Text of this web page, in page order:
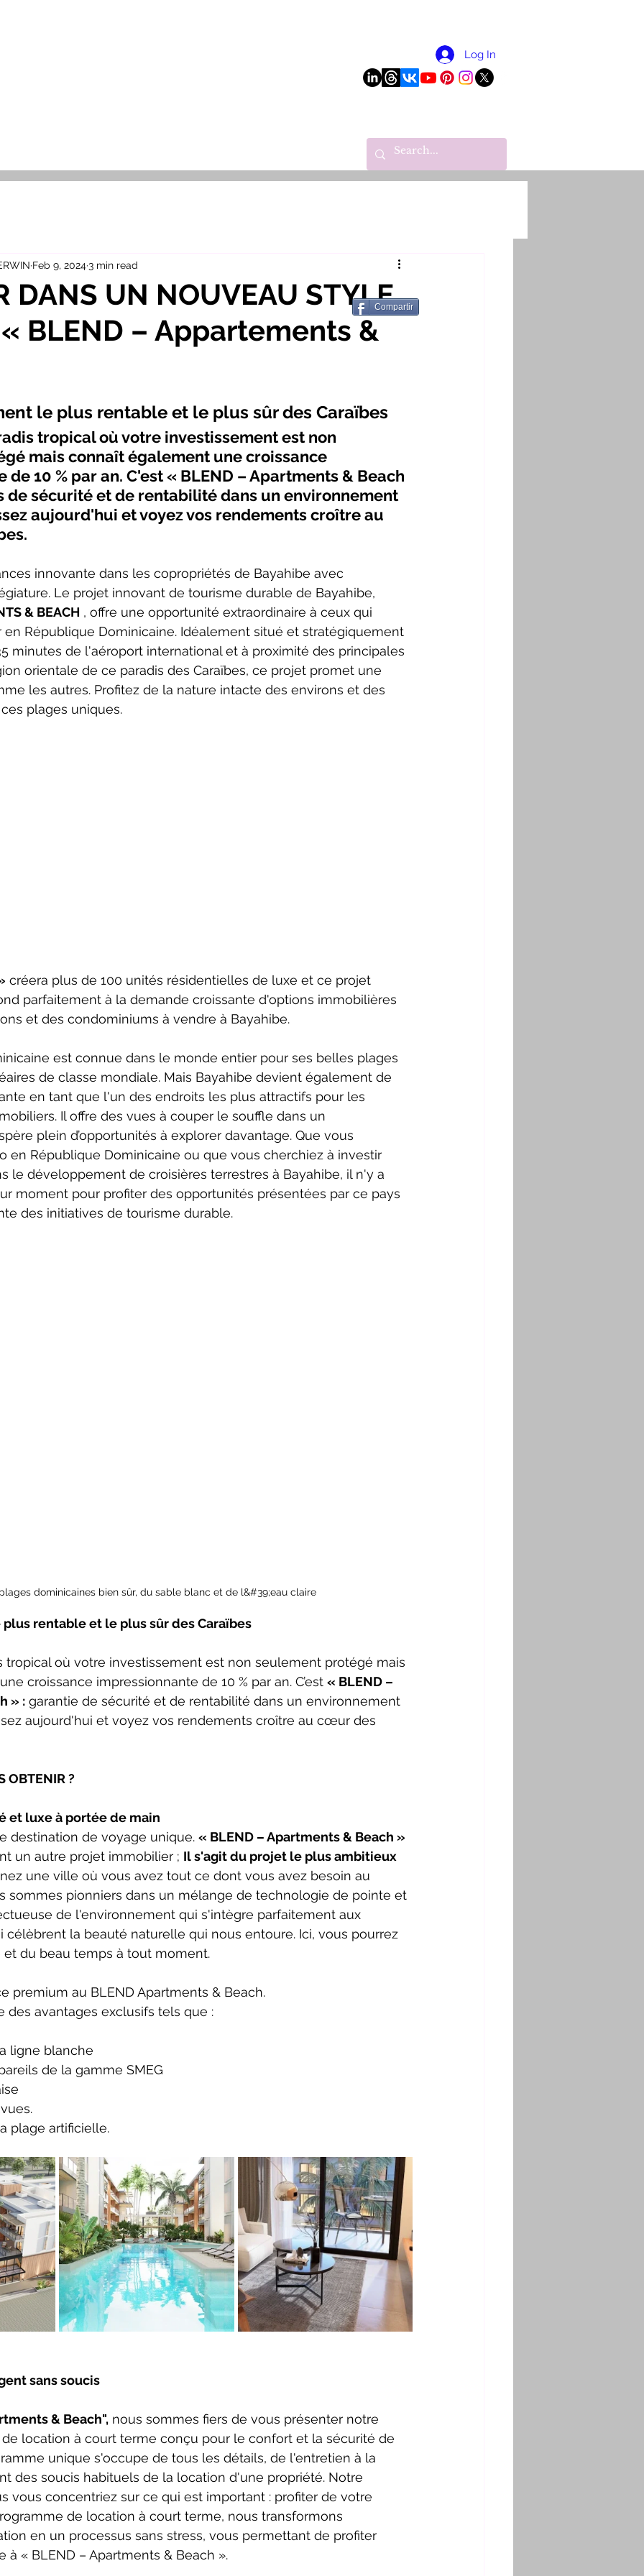
Log In
DANS UN NOUVEAU STYLE
« BLEND – Appartements &
Feb 9, 20243 min read
le plus rentable et le plus sûr des Caraïbes
tropical où votre investissement est non
mais connaît également une croissance
10 % par an. C'est « BLEND – Apartments & Beach
de sécurité et de rentabilité dans un environnement
aujourd'hui et voyez vos rendements croître au
innovante dans les copropriétés de Bayahibe avec
Le projet innovant de tourisme durable de Bayahibe,
& BEACH , offre une opportunité extraordinaire à ceux qui
République Dominicaine. Idéalement situé et stratégiquement
minutes de l'aéroport international et à proximité des principales
orientale de ce paradis des Caraïbes, ce projet promet une
les autres. Profitez de la nature intacte des environs et des
plages uniques.
créera plus de 100 unités résidentielles de luxe et ce projet
parfaitement à la demande croissante d'options immobilières
et des condominiums à vendre à Bayahibe.
est connue dans le monde entier pour ses belles plages
de classe mondiale. Mais Bayahibe devient également de
en tant que l'un des endroits les plus attractifs pour les
Il offre des vues à couper le souffle dans un
plein d’opportunités à explorer davantage. Que vous
en République Dominicaine ou que vous cherchiez à investir
le développement de croisières terrestres à Bayahibe, il n'y a
moment pour profiter des opportunités présentées par ce pays
des initiatives de tourisme durable.
dominicaines bien sûr, du sable blanc et de l&#39;eau claire
rentable et le plus sûr des Caraïbes
tropical où votre investissement est non seulement protégé mais
croissance impressionnante de 10 % par an. C’est « BLEND –
» : garantie de sécurité et de rentabilité dans un environnement
aujourd'hui et voyez vos rendements croître au cœur des
OBTENIR ?
et luxe à portée de main
destination de voyage unique. « BLEND – Apartments & Beach »
un autre projet immobilier ; Il s'agit du projet le plus ambitieux
une ville où vous avez tout ce dont vous avez besoin au
sommes pionniers dans un mélange de technologie de pointe et
de l'environnement qui s'intègre parfaitement aux
célèbrent la beauté naturelle qui nous entoure. Ici, vous pourrez
du beau temps à tout moment.
premium au BLEND Apartments & Beach.
des avantages exclusifs tels que :
ligne blanche
de la gamme SMEG
plage artificielle.
sans soucis
& Beach", nous sommes fiers de vous présenter notre
location à court terme conçu pour le confort et la sécurité de
unique s'occupe de tous les détails, de l'entretien à la
des soucis habituels de la location d'une propriété. Notre
vous concentriez sur ce qui est important : profiter de votre
de location à court terme, nous transformons
en un processus sans stress, vous permettant de profiter
« BLEND – Apartments & Beach ».
Compartir